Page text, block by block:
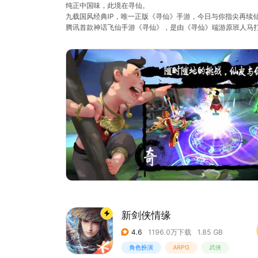
纯正中国味，此境在寻仙。
九载国风经典IP，唯一正版《寻仙》手游，今日与你指尖再续
腾讯首款神话飞仙手游《寻仙》，是由《寻仙》端游原班人
法宝对战等，无不蕴含中国民间神话的文化底蕴。
作为《寻仙》唯一正版手游，游戏在还原端游经典大世界探
宠对战玩法、自由凌云飞行玩法，都将为你带来不一样的指尖
新剑侠情缘
4.6 1196.0万下载 1.85 GB
角色扮演 ARPG 武侠